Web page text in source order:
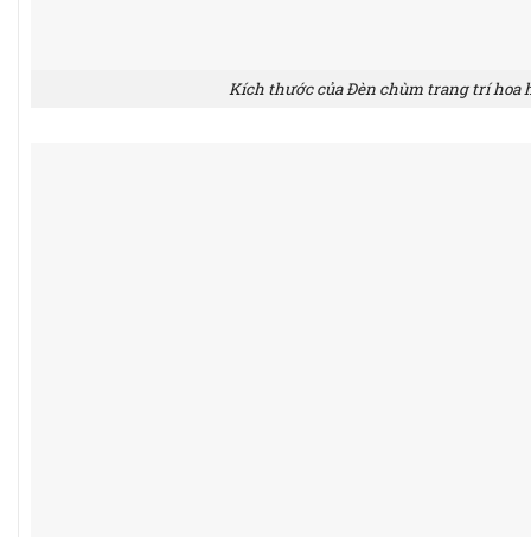
Kích thước của Đèn chùm trang trí hoa